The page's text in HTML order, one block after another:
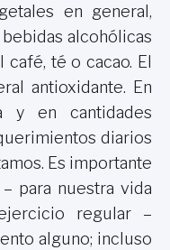
en general,
alcohólicas
té o cacao. El
antioxidante. En
y en cantidades
diarios
Es importante
para nuestra vida
regular –
alguno; incluso